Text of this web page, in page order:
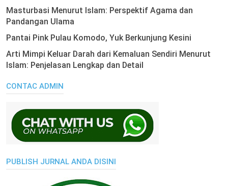
Masturbasi Menurut Islam: Perspektif Agama dan
Pandangan Ulama
Pantai Pink Pulau Komodo, Yuk Berkunjung Kesini
Arti Mimpi Keluar Darah dari Kemaluan Sendiri Menurut
Islam: Penjelasan Lengkap dan Detail
CONTAC ADMIN
PUBLISH JURNAL ANDA DISINI